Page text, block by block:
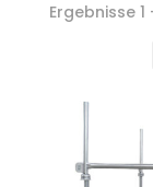
Ergebnisse